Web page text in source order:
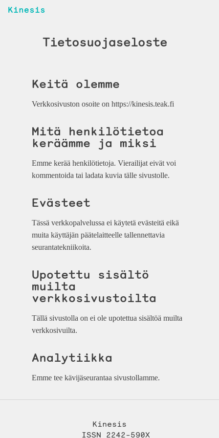
Kinesis
Tietosuojaseloste
Keitä olemme
Verkkosivuston osoite on https://kinesis.teak.fi
Mitä henkilötietoa
keräämme ja miksi
Emme kerää henkilötietoja. Vierailijat eivät voi
kommentoida tai ladata kuvia tälle sivustolle.
Evästeet
Tässä verkkopalvelussa ei käytetä evästeitä eikä
muita käyttäjän päätelaitteelle tallennettavia
seurantatekniikoita.
Upotettu sisältö
muilta
verkkosivustoilta
Tällä sivustolla on ei ole upotettua sisältöä muilta
verkkosivuilta.
Analytiikka
Emme tee kävijäseurantaa sivustollamme.
Kinesis
ISSN 2242-590X